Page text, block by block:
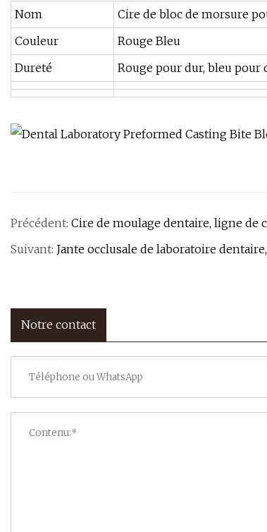
Nom
Cire de bloc de morsure
Couleur
Rouge Bleu
Dureté
Rouge pour dur, bleu pour
Précédent: Cire de moulage dentaire, ligne de
Suivant: Jante occlusale de laboratoire
Notre contact